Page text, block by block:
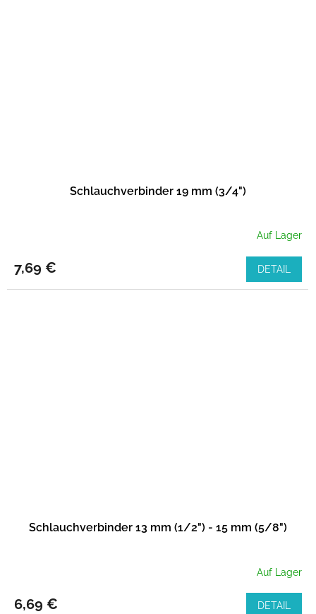
Schlauchverbinder 19 mm (3/4")
Auf Lager
7,69 € DETAIL
Schlauchverbinder 13 mm (1/2") - 15 mm (5/8")
Auf Lager
6,69 € DETAIL